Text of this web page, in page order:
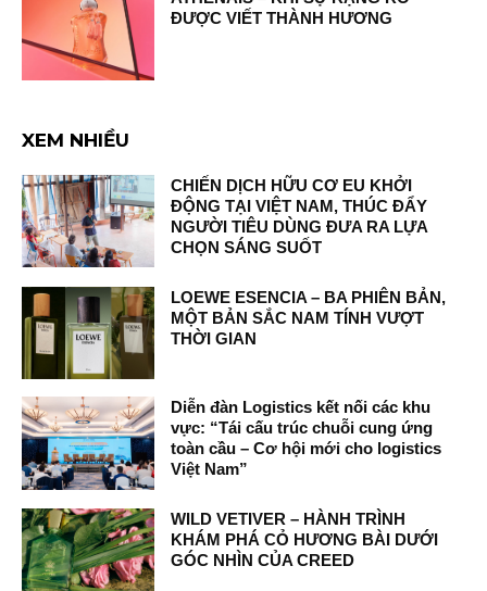
ĐƯỢC VIẾT THÀNH HƯƠNG
XEM NHIỀU
CHIẾN DỊCH HỮU CƠ EU KHỞI
ĐỘNG TẠI VIỆT NAM, THÚC ĐẨY
NGƯỜI TIÊU DÙNG ĐƯA RA LỰA
CHỌN SÁNG SUỐT
LOEWE ESENCIA – BA PHIÊN BẢN,
MỘT BẢN SẮC NAM TÍNH VƯỢT
THỜI GIAN
Diễn đàn Logistics kết nối các khu
vực: “Tái cấu trúc chuỗi cung ứng
toàn cầu – Cơ hội mới cho logistics
Việt Nam”
WILD VETIVER – HÀNH TRÌNH
KHÁM PHÁ CỎ HƯƠNG BÀI DƯỚI
GÓC NHÌN CỦA CREED